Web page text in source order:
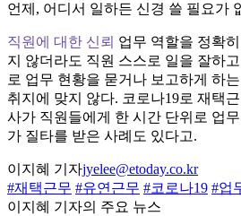
언제, 어디서 일하든 신경 쓸 필요가
직원에 대한 신뢰 업무 역할을 정확
지 않더라도 직원 스스로 일을 잘하
로 업무 현황을 묻거나 보고하게 하
취지에 맞지 않다. 코로나19로 재택
사가 직원들에게 한 시간 단위로 업
가 질타를 받은 사례도 있다고.
이지혜 기자jyelee@etoday.co.kr
#재택근무 #유연근무 #코로나19 #업
이지혜 기자의 주요 뉴스